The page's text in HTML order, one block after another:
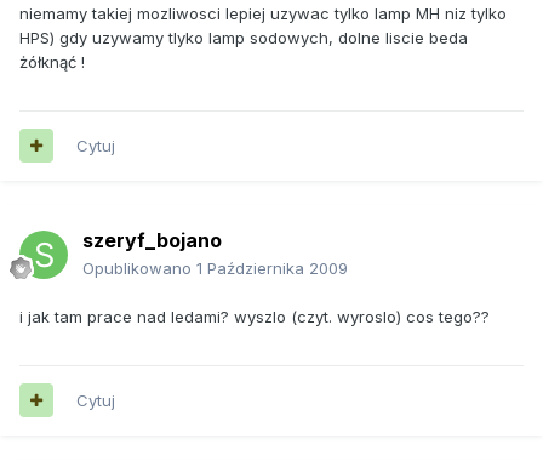
niemamy takiej mozliwosci lepiej uzywac tylko lamp MH niz tylko
HPS) gdy uzywamy tlyko lamp sodowych, dolne liscie beda
żółknąć !
Cytuj
szeryf_bojano
Opublikowano 1 Października 2009
i jak tam prace nad ledami? wyszlo (czyt. wyroslo) cos tego??
Cytuj